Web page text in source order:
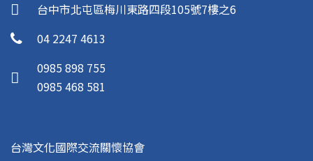
台中市北屯區梅川東路四段105號7樓之6
04 2247 4613
0985 898 755
0985 468 581
台灣文化國際交流關懷協會